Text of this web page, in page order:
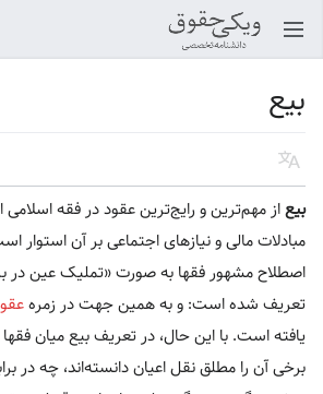
باز کردن منو اصلی
بیع
زبان
بیعاز مهم‌ترین و رایج‌ترین عقود در فقه
مبادلات مالی و نیازهای اجتماعی بر آن
اصطلاح مشهور فقها به صورت «تملیک عین در
تعریف شده است: و به همین جهت در زمره
یافته است. با این حال، در تعریف بیع میان
برخی آن را مطلق نقل اعیان دانسته‌اند، چه در